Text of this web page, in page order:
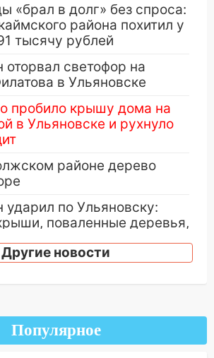
«брал в долг» без спроса:
района похитил у
тысячу рублей
оторвал светофор на
в Ульяновске
пробило крышу дома на
в Ульяновске и рухнуло
районе дерево
ударил по Ульяновску:
поваленные деревья,
взяла на контроль
Другие новости
Популярное